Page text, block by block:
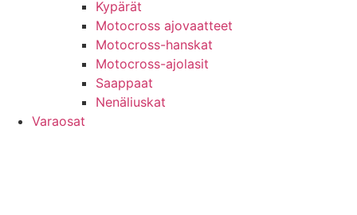
Kypärät
Motocross ajovaatteet
Motocross-hanskat
Motocross-ajolasit
Saappaat
Nenäliuskat
Varaosat